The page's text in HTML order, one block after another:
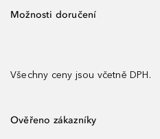
Možnosti doručení
Všechny ceny jsou včetně DPH.
Ověřeno zákazníky